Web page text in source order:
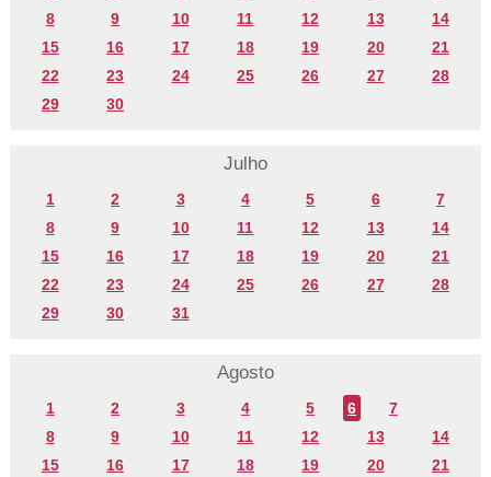
8
9 10 11 12 13
14
15
16 17 18 19 20
21
22
23 24 25 26 27
28
29
30
Julho
1 2 3 4 5 6
7
8
9 10 11 12 13
14
15
16 17 18 19 20
21
22
23 24 25 26 27
28
29
30 31
Agosto
1 2 3 4 5 6
7
8
9 10 11 12 13
14
15
16 17 18 19 20
21